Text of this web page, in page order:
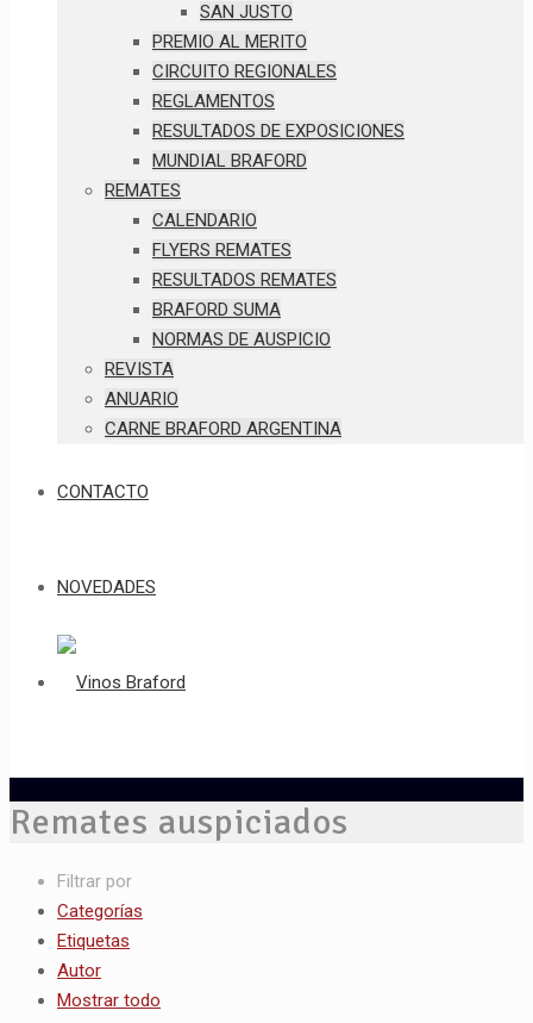
SAN JUSTO
PREMIO AL MERITO
CIRCUITO REGIONALES
REGLAMENTOS
RESULTADOS DE EXPOSICIONES
MUNDIAL BRAFORD
REMATES
CALENDARIO
FLYERS REMATES
RESULTADOS REMATES
BRAFORD SUMA
NORMAS DE AUSPICIO
REVISTA
ANUARIO
CARNE BRAFORD ARGENTINA
CONTACTO
NOVEDADES
Remates auspiciados
Filtrar por
Categorías
Etiquetas
Autor
Mostrar todo